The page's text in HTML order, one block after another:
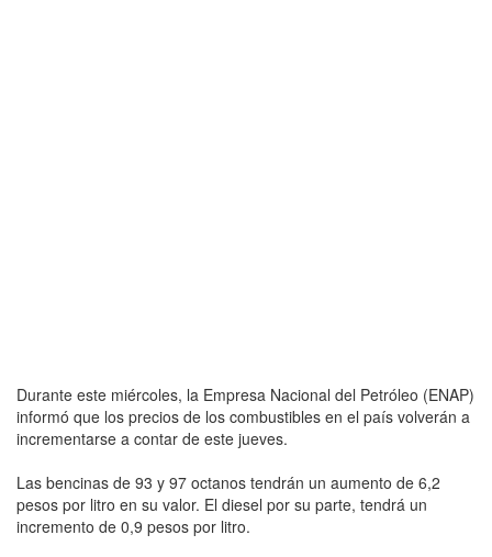
Durante este miércoles, la Empresa Nacional del Petróleo (ENAP)
informó que los precios de los combustibles en el país volverán a
incrementarse a contar de este jueves.
Las bencinas de 93 y 97 octanos tendrán un aumento de 6,2
pesos por litro en su valor. El diesel por su parte, tendrá un
incremento de 0,9 pesos por litro.